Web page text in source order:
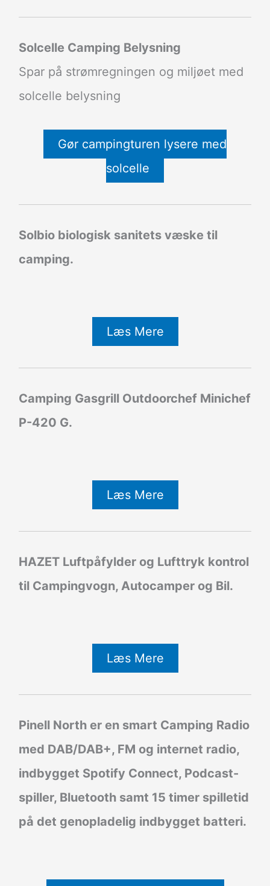
Solcelle Camping Belysning
Spar på strømregningen og miljøet med
solcelle belysning
Gør campingturen lysere med
solcelle
Solbio biologisk sanitets væske til
camping.
Læs Mere
Camping Gasgrill Outdoorchef Minichef
P-420 G.
Læs Mere
HAZET Luftpåfylder og Lufttryk kontrol
til Campingvogn, Autocamper og Bil.
Læs Mere
Pinell North er en smart Camping Radio
med DAB/DAB+, FM og internet radio,
indbygget Spotify Connect, Podcast-
spiller, Bluetooth samt 15 timer spilletid
på det genopladelig indbygget batteri.